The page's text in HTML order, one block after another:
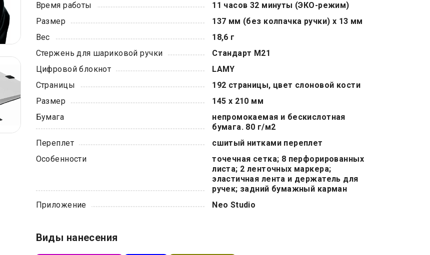
Время работы
11 часов 32 минуты (ЭКО-режим)
Размер
137 мм (без колпачка ручки) x 13 мм
Вес
18,6 г
Стержень для шариковой ручки
Стандарт M21
Цифровой блокнот
LAMY
Страницы
192 страницы, цвет слоновой кости
Размер
145 х 210 мм
Бумага
непромокаемая и бескислотная
бумага. 80 г/м2
Переплет
сшитый нитками переплет
Особенности
точечная сетка; 8 перфорированных
листа; 2 ленточных маркера;
эластичная лента и держатель для
ручек; задний бумажный карман
Приложение
Neo Studio
Виды нанесения